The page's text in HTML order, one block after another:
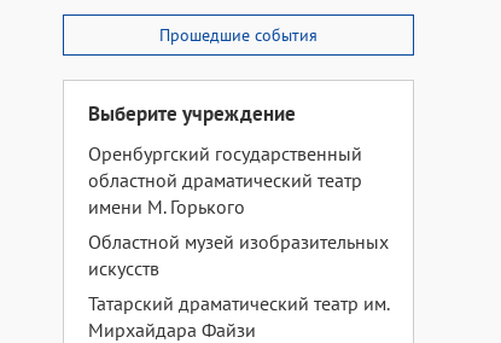
Прошедшие события
Выберите учреждение
Оренбургский государственный
областной драматический театр
имени М. Горького
Областной музей изобразительных
искусств
Татарский драматический театр им.
Мирхайдара Файзи